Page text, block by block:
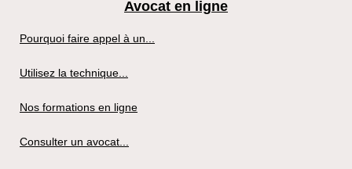
Avocat en ligne
Pourquoi faire appel à un...
Utilisez la technique...
Nos formations en ligne
Consulter un avocat...